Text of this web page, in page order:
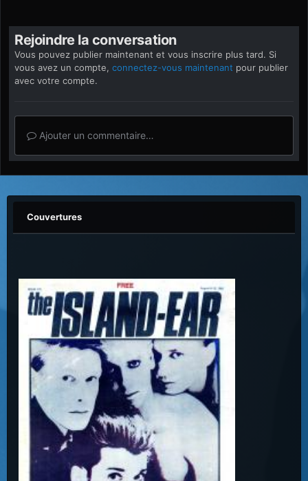
Rejoindre la conversation
Vous pouvez publier maintenant et vous inscrire plus tard. Si
vous avez un compte, connectez-vous maintenant pour publier
avec votre compte.
Ajouter un commentaire…
Couvertures